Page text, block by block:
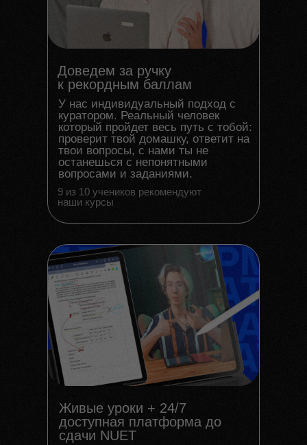
Доведем за ручку
к рекордным баллам
У нас индивидуальный подход с
куратором. Реальный человек
который пройдет весь путь с тобой:
проверит твой домашку, ответит на
твои вопросы, с нами ты не
останешься с непонятными
вопросами и заданиями.
9 из 10 учеников рекомендуют
наши курсы
Живые уроки + 24/7
доступная платформа до
сдачи NUET